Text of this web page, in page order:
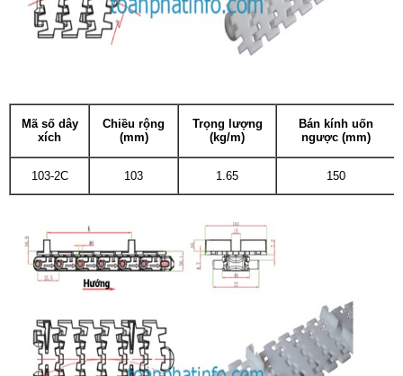
Mã số dây
xích
Chiều rộng
(mm)
Trọng lượng
(kg/m)
Bán kính uốn
ngược (mm)
103-2C 103 1.65 150